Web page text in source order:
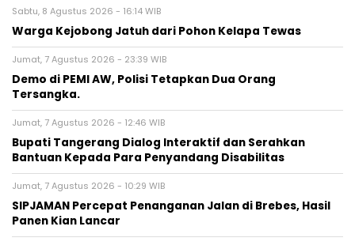
Sabtu, 8 Agustus 2026 - 16:14 WIB
Warga Kejobong Jatuh dari Pohon Kelapa Tewas
Jumat, 7 Agustus 2026 - 23:39 WIB
Demo di PEMI AW, Polisi Tetapkan Dua Orang
Tersangka.
Jumat, 7 Agustus 2026 - 12:46 WIB
Bupati Tangerang Dialog Interaktif dan Serahkan
Bantuan Kepada Para Penyandang Disabilitas
Jumat, 7 Agustus 2026 - 10:29 WIB
SIPJAMAN Percepat Penanganan Jalan di Brebes, Hasil
Panen Kian Lancar